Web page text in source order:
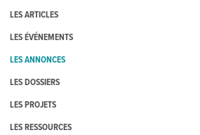
LES ARTICLES
LES ÉVÉNEMENTS
LES ANNONCES
LES DOSSIERS
LES PROJETS
LES RESSOURCES